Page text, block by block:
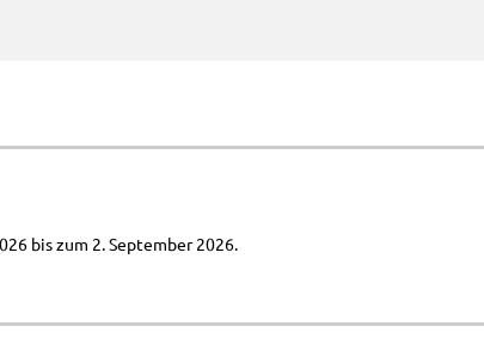
bis zum 2. September 2026.